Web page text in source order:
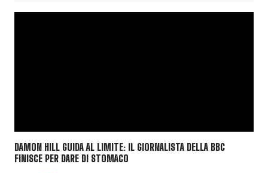
DAMON HILL GUIDA AL LIMITE: IL GIORNALISTA DELLA BBC
FINISCE PER DARE DI STOMACO